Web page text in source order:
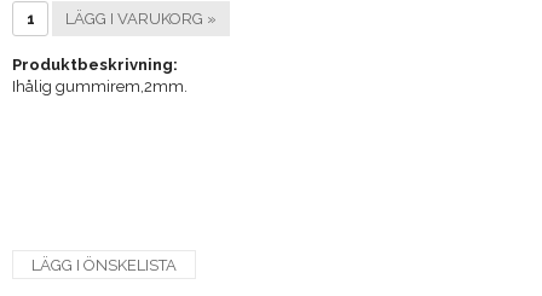
LÄGG I VARUKORG »
Produktbeskrivning:
Ihålig gummirem,2mm.
LÄGG I ÖNSKELISTA